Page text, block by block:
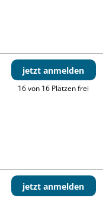
jetzt anmelden
16 von 16 Plätzen frei
jetzt anmelden